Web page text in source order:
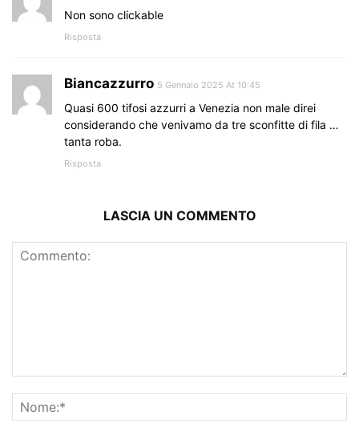
Non sono clickable
Risposta
Biancazzurro 5 Gennaio 2025 At 10:45
Quasi 600 tifosi azzurri a Venezia non male direi
considerando che venivamo da tre sconfitte di fila …
tanta roba.
Risposta
LASCIA UN COMMENTO